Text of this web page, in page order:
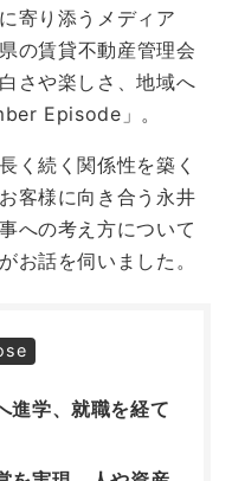
寄り添うメディア
の賃貸不動産管理会
さや楽しさ、地域へ
Episode」。
く続く関係性を築く
客様に向き合う永井
への考え方について
お話を伺いました。
進学、就職を経て